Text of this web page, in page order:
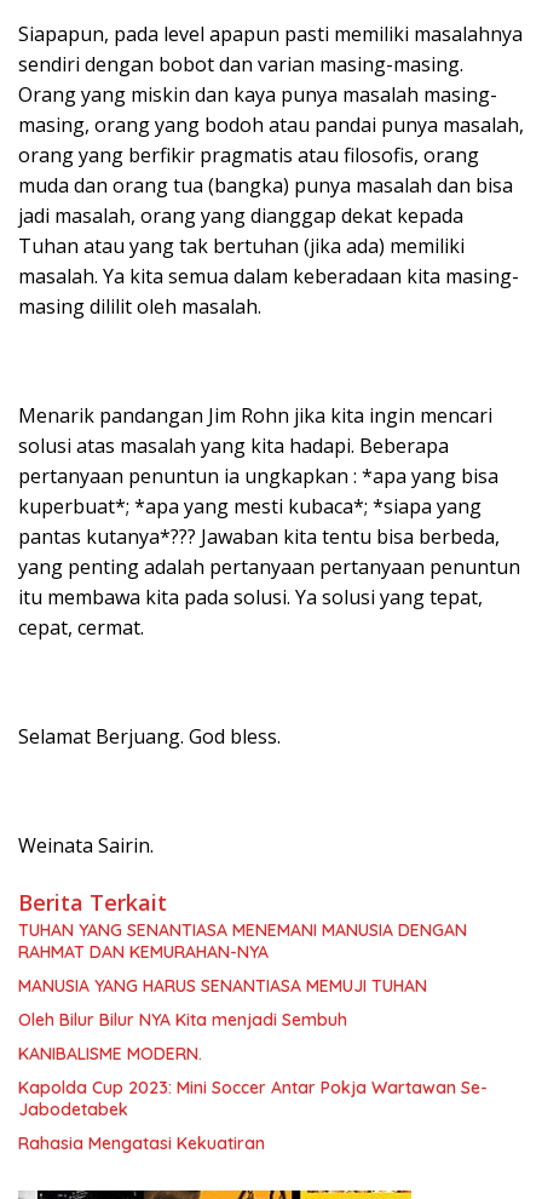
Siapapun, pada level apapun pasti memiliki masalahnya
sendiri dengan bobot dan varian masing-masing.
Orang yang miskin dan kaya punya masalah masing-
masing, orang yang bodoh atau pandai punya masalah,
orang yang berfikir pragmatis atau filosofis, orang
muda dan orang tua (bangka) punya masalah dan bisa
jadi masalah, orang yang dianggap dekat kepada
Tuhan atau yang tak bertuhan (jika ada) memiliki
masalah. Ya kita semua dalam keberadaan kita masing-
masing dililit oleh masalah.
Menarik pandangan Jim Rohn jika kita ingin mencari
solusi atas masalah yang kita hadapi. Beberapa
pertanyaan penuntun ia ungkapkan : *apa yang bisa
kuperbuat*; *apa yang mesti kubaca*; *siapa yang
pantas kutanya*??? Jawaban kita tentu bisa berbeda,
yang penting adalah pertanyaan pertanyaan penuntun
itu membawa kita pada solusi. Ya solusi yang tepat,
cepat, cermat.
Selamat Berjuang. God bless.
Weinata Sairin.
Berita Terkait
TUHAN YANG SENANTIASA MENEMANI MANUSIA DENGAN
RAHMAT DAN KEMURAHAN-NYA
MANUSIA YANG HARUS SENANTIASA MEMUJI TUHAN
Oleh Bilur Bilur NYA Kita menjadi Sembuh
KANIBALISME MODERN.
Kapolda Cup 2023: Mini Soccer Antar Pokja Wartawan Se-
Jabodetabek
Rahasia Mengatasi Kekuatiran